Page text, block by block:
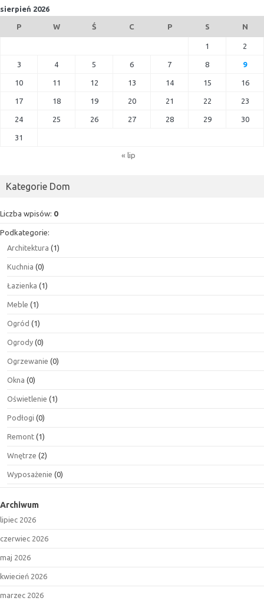
sierpień 2026
P W Ś C P S N
1 2
3 4 5 6 7 8 9
10 11 12 13 14 15 16
17 18 19 20 21 22 23
24 25 26 27 28 29 30
31
« lip
Kategorie Dom
Liczba wpisów: 0
Podkategorie:
Architektura (1)
Kuchnia (0)
Łazienka (1)
Meble (1)
Ogród (1)
Ogrody (0)
Ogrzewanie (0)
Okna (0)
Oświetlenie (1)
Podłogi (0)
Remont (1)
Wnętrze (2)
Wyposażenie (0)
Archiwum
lipiec 2026
czerwiec 2026
maj 2026
kwiecień 2026
marzec 2026